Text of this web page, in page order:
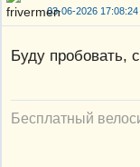
03-06-2026 17:08:24
Буду пробовать,
Бесплатный